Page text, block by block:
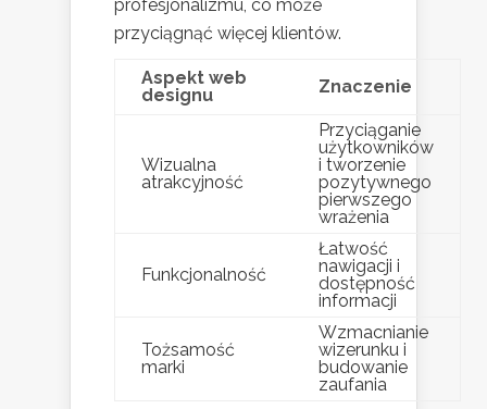
profesjonalizmu, co może
przyciągnąć więcej klientów.
Aspekt web
designu
Znaczenie
Wizualna
atrakcyjność
Przyciąganie
użytkowników
i tworzenie
pozytywnego
pierwszego
wrażenia
Funkcjonalność
Łatwość
nawigacji i
dostępność
informacji
Tożsamość
marki
Wzmacnianie
wizerunku i
budowanie
zaufania